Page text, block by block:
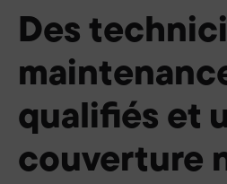
Des
qualifiés et
couverture